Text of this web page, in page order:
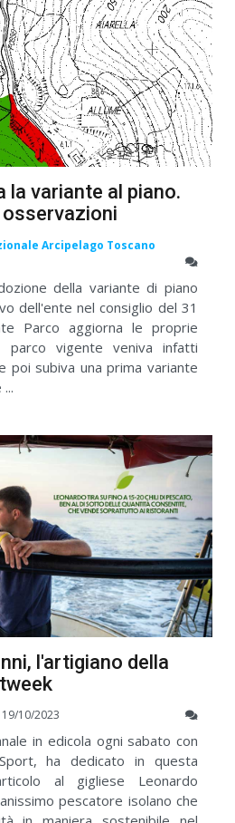
la variante al piano.
Arcipelago Toscano
della variante di piano
dell'ente nel consiglio del 31
Parco aggiorna le proprie
vigente veniva infatti
poi subiva una prima variante
l'artigiano della
19/10/2023
in edicola ogni sabato con
ha dedicato in questa
al gigliese Leonardo
pescatore isolano che